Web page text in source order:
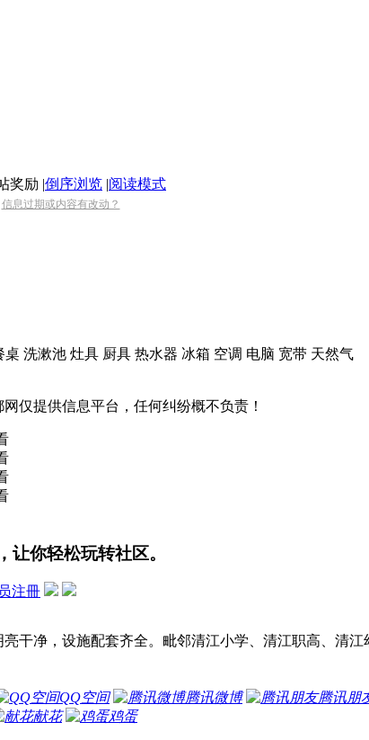
|倒序浏览 |阅读模式
信息过期或内容有改动？
洗漱池 灶具 厨具 热水器 冰箱 空调 电脑 宽带 天然气
仅提供信息平台，任何纠纷概不负责！
你轻松玩转社区。
注冊
干净，设施配套齐全。毗邻清江小学、清江职高、清
QQ空间 腾讯微博
腾讯朋
献花
鸡蛋